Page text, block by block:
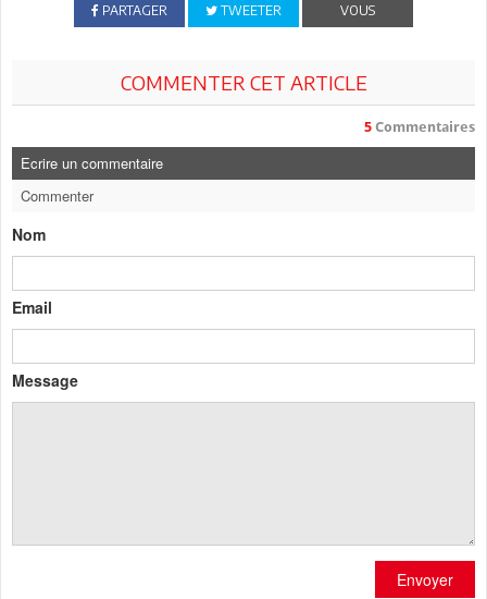
PARTAGER TWEETER
VOUS
COMMENTER CET ARTICLE
5 Commentaires
Ecrire un commentaire
Commenter
Nom
Email
Message
Envoyer